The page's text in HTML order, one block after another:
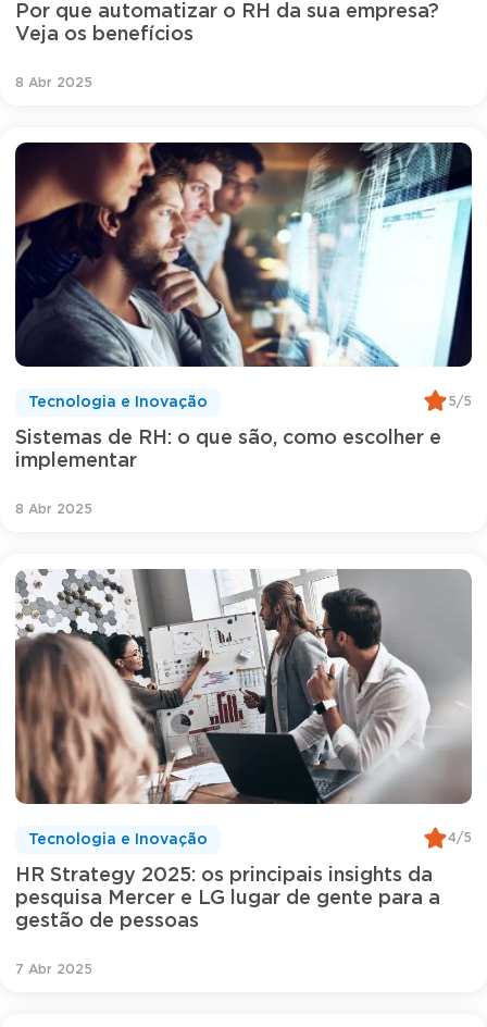
Por que automatizar o RH da sua empresa?
Veja os benefícios
8 Abr 2025
Sistemas de RH: o que são, como escolher e
implementar
Tecnologia e Inovação 5/5
8 Abr 2025
HR Strategy 2025: os principais insights da
pesquisa Mercer e LG lugar de gente para a
gestão de pessoas
Tecnologia e Inovação 4/5
7 Abr 2025